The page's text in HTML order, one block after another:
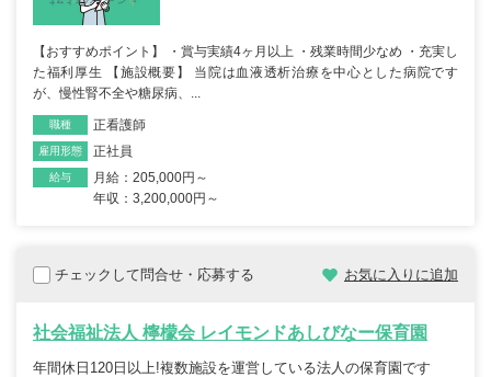
【おすすめポイント】 ・賞与実績4ヶ月以上 ・残業時間少なめ ・充実し
た福利厚生 【施設概要】 当院は血液透析治療を中心とした病院です
が、慢性腎不全や糖尿病、...
職種 正看護師
雇用形態 正社員
給与
月給：205,000円～
年収：3,200,000円～
チェックして問合せ・応募する お気に入りに追加
社会福祉法人 檸檬会 レイモンドあしびなー保育園
年間休日120日以上!複数施設を運営している法人の保育園です